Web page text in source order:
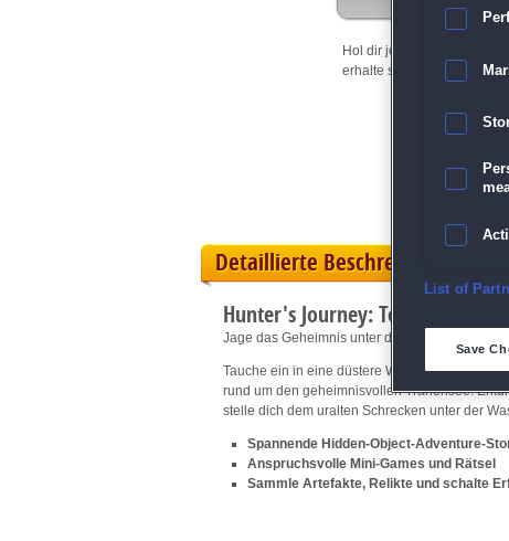
Hol dir jetzt deine
erhalte sofort bis zu 15
Detaillierte Beschreibung
Hunter's Journey: Tears of the Lake
Jage das Geheimnis unter den Tränen des
Tauche ein in eine düstere Welt voller alter
rund um den geheimnisvollen Tränensee.
stelle dich dem uralten Schrecken unter der
Spannende Hidden-Object-Adventure-
Anspruchsvolle Mini-Games und Rätsel
Sammle Artefakte, Relikte und schalte
List of
Save